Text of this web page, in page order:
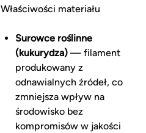
Właściwości materiału
Surowce roślinne
(kukurydza)— filament
produkowany z
odnawialnych źródeł, co
zmniejsza wpływ na
środowisko bez
kompromisów w jakości